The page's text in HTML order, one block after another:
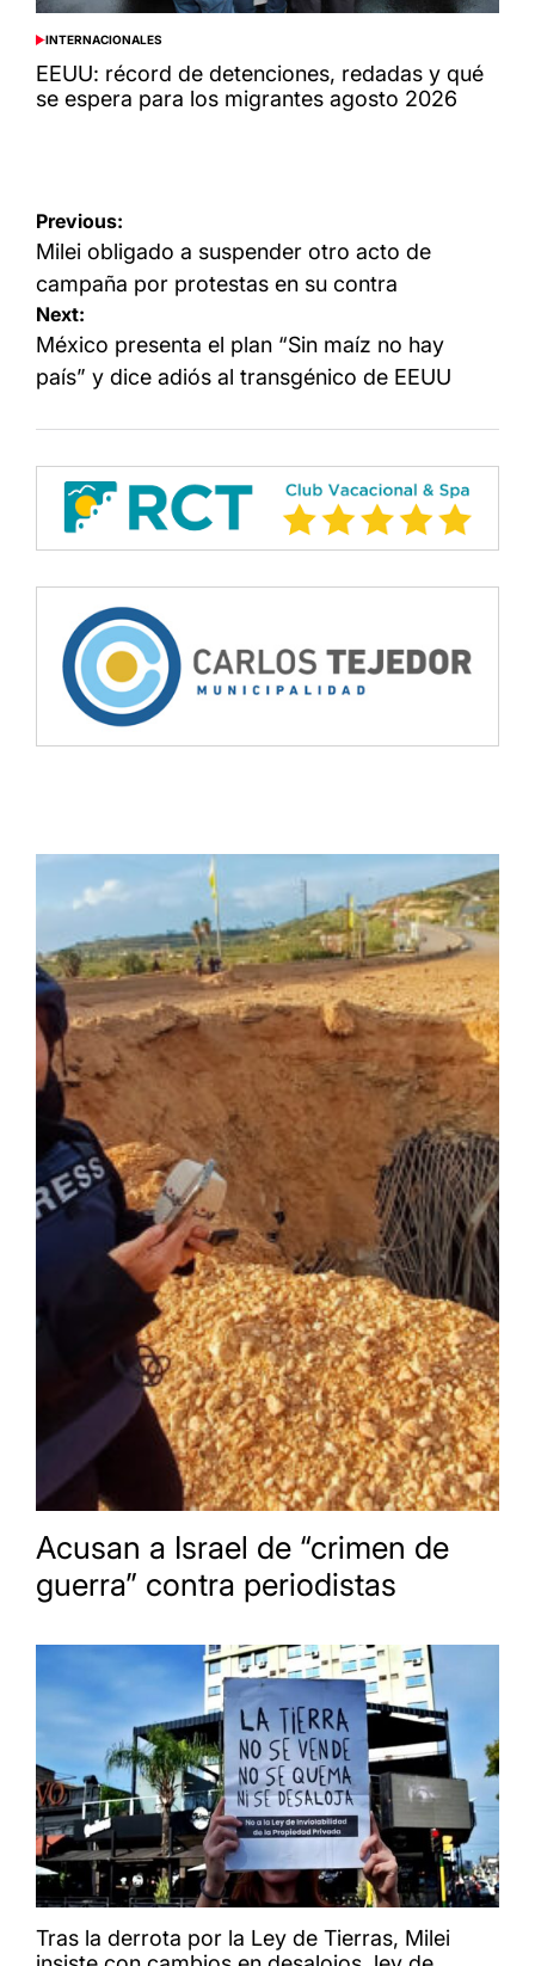
POSTED
IN
INTERNACIONALES
EEUU: récord de detenciones, redadas y qué
se espera para los migrantes agosto 2026
Navegación
de
entradas
Previous:
Milei obligado a suspender otro acto de
campaña por protestas en su contra
Next:
México presenta el plan “Sin maíz no hay
país” y dice adiós al transgénico de EEUU
Acusan a Israel de “crimen de
guerra” contra periodistas
Tras la derrota por la Ley de Tierras, Milei